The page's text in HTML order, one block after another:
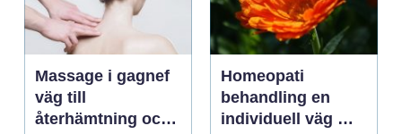
Massage i gagnef
väg till
återhämtning och
Homeopati
behandling en
individuell väg mot